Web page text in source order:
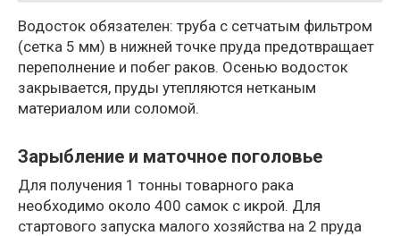
Водосток обязателен: труба с сетчатым фильтром
(сетка 5 мм) в нижней точке пруда предотвращает
переполнение и побег раков. Осенью водосток
закрывается, пруды утепляются нетканым
материалом или соломой.
Зарыбление и маточное поголовье
Для получения 1 тонны товарного рака
необходимо около 400 самок с икрой. Для
стартового запуска малого хозяйства на 2 пруда